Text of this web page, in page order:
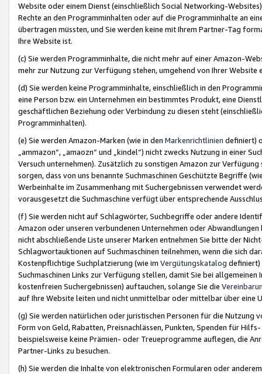
Website oder einem Dienst (einschließlich Social Networking-
Rechte an den Programminhalten oder auf die Programminhalte an
übertragen müssten, und Sie werden keine mit Ihrem Partner-Tag
Ihre Website ist.
(c) Sie werden Programminhalte, die nicht mehr auf einer Amazon-
mehr zur Nutzung zur Verfügung stehen, umgehend von Ihrer
(d) Sie werden keine Programminhalte, einschließlich in den
eine Person bzw. ein Unternehmen ein bestimmtes Produkt, eine
geschäftlichen Beziehung oder Verbindung zu diesen steht
Programminhalten).
(e) Sie werden Amazon-Marken (wie in den Markenrichtlinien definiert)
„ammazon“, „amaozn“ und „kindel“) nicht zwecks Nutzung in einer
Versuch unternehmen). Zusätzlich zu sonstigen Amazon zur
sorgen, dass von uns benannte Suchmaschinen Geschützte Begriffe
Werbeinhalte im Zusammenhang mit Suchergebnissen verwendet
vorausgesetzt die Suchmaschine verfügt über entsprechende
(f) Sie werden nicht auf Schlagwörter, Suchbegriffe oder andere
Amazon oder unseren verbundenen Unternehmen oder
nicht abschließende Liste unserer Marken entnehmen Sie bitte der
Schlagwortauktionen auf Suchmaschinen teilnehmen, wenn die sich
Kostenpflichtige Suchplatzierung (wie im Vergütungskatalog definiert)
Suchmaschinen Links zur Verfügung stellen, damit Sie bei
kostenfreien Suchergebnissen) auftauchen, solange Sie die
auf Ihre Website leiten und nicht unmittelbar oder mittelbar über eine
(g) Sie werden natürlichen oder juristischen Personen für die Nutzung
Form von Geld, Rabatten, Preisnachlässen, Punkten, Spenden für
beispielsweise keine Prämien- oder Treueprogramme auflegen, die
Partner-Links zu besuchen.
(h) Sie werden die Inhalte von elektronischen Formularen oder